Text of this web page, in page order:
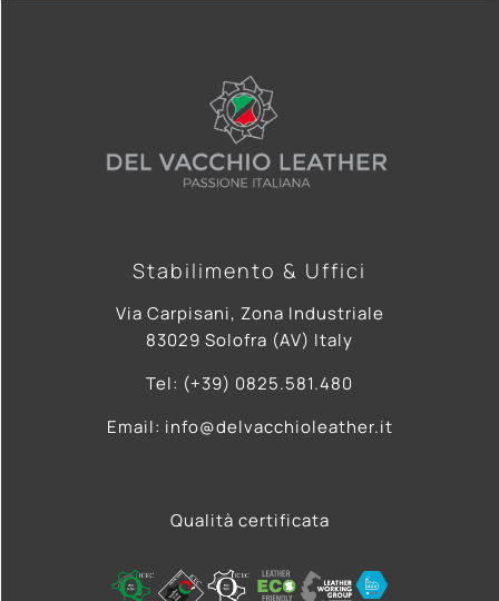
Stabilimento & Uffici
Via Carpisani, Zona Industriale
83029 Solofra (AV) Italy
Tel: (+39) 0825.581.480
Email: info@delvacchioleather.it
Qualità certificata